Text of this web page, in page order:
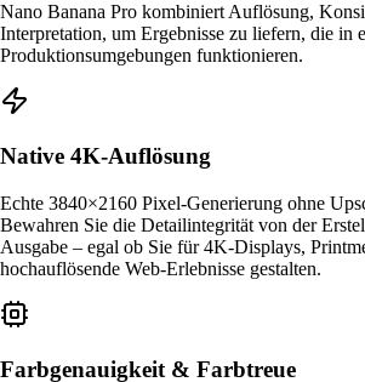
Nano Banana Pro kombiniert Auflösung,
Interpretation, um Ergebnisse zu liefern, die in
Produktionsumgebungen funktionieren.
Native 4K-Auflösung
Echte 3840×2160 Pixel-Generierung ohne
Bewahren Sie die Detailintegrität von der
Ausgabe – egal ob Sie für 4K-Displays,
hochauflösende Web-Erlebnisse gestalten.
Farbgenauigkeit & Farbtreue